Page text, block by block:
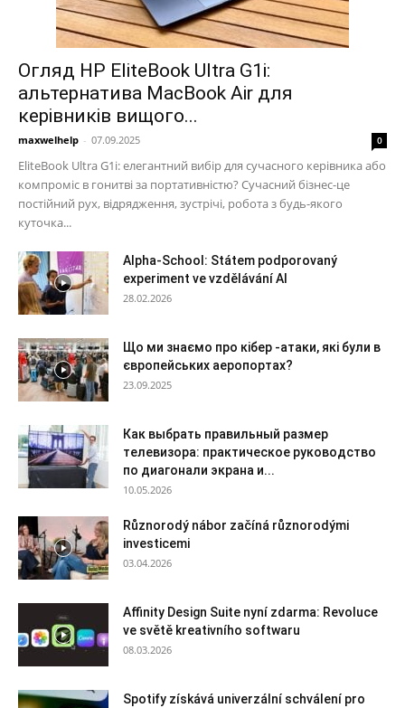
Огляд HP EliteBook Ultra G1i:
альтернатива MacBook Air для
керівників вищого...
maxwelhelp - 07.09.2025 0
EliteBook Ultra G1i: елегантний вибір для сучасного керівника або
компроміс в гонитві за портативністю? Сучасний бізнес-це
постійний рух, відрядження, зустрічі, робота з будь-якого
куточка...
Alpha-School: Státem podporovaný
experiment ve vzdělávání AI
28.02.2026
Що ми знаємо про кібер -атаки, які були в
європейських аеропортах?
23.09.2025
Как выбрать правильный размер
телевизора: практическое руководство
по диагонали экрана и...
10.05.2026
Různorodý nábor začíná různorodými
investicemi
03.04.2026
Affinity Design Suite nyní zdarma: Revoluce
ve světě kreativního softwaru
08.03.2026
Spotify získává univerzální schválení pro